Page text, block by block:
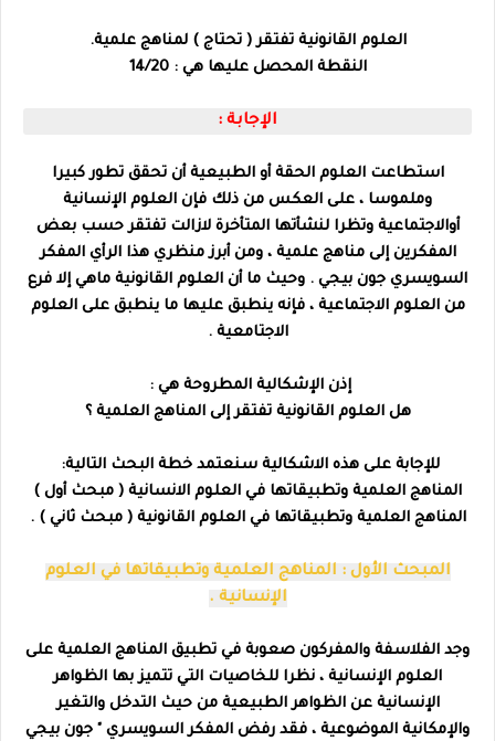
العلوم القانونية تفتقر ( تحتاج ) لمناهج علمية.
النقطة المحصل عليها هي : 14/20
الإجابة :
استطاعت العلوم الحقة أو الطبيعية أن تحقق تطور كبيرا
وملموسا ، على العكس من ذلك فإن العلوم الإنسانية
أوالاجتماعية وتظرا لنشأتها المتأخرة لازالت تفتقر حسب بعض
المفكرين إلى مناهج علمية ، ومن أبرز منظري هذا الرأي المفكر
السويسري جون بيجي . وحيث ما أن العلوم القانونية ماهي إلا فرع
من العلوم الاجتماعية ، فإنه ينطبق عليها ما ينطبق على العلوم
الاجتامعية .
إذن الإشكالية المطروحة هي :
هل العلوم القانونية تفتقر إلى المناهج العلمية ؟
للإجابة على هذه الاشكالية سنعتمد خطة البحث التالية:
المناهج العلمية وتطبيقاتها في العلوم الانسانية ( مبحث أول )
المناهج العلمية وتطبيقاتها في العلوم القانونية ( مبحث ثاني ) .
المبحث الأول : المناهج العلمية وتطبيقاتها في العلوم
الإنسانية .
وجد الفلاسفة والمفركون صعوبة في تطبيق المناهج العلمية على
العلوم الإنسانية ، نظرا للخاصيات التي تتميز بها الظواهر
الإنسانية عن الظواهر الطبيعية من حيث التدخل والتغير
والإمكانية الموضوعية ، فقد رفض المفكر السويسري " جون بيجي